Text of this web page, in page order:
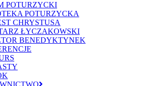
POTURZYCKI
POTURZYCKA
CHRYSTUSA
ŁYCZAKOWSKI
BENEDYKTYNEK